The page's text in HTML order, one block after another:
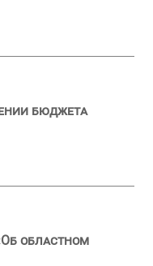
бюджета
областном